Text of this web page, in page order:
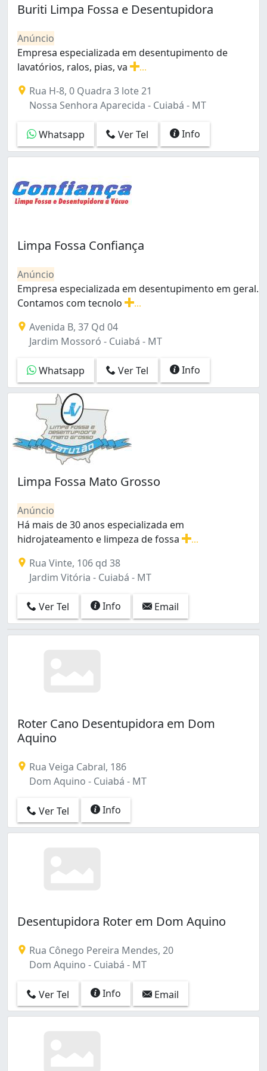
Jardim Santa Isabel (1)
Jardim Universitário (2)
Jardim Vitória (1)
Morada da Serra (2)
Nossa Senhora Aparecida (2)
Porto (1)
Poção (1)
Santa Cruz (1)
São José (1)
Buriti Limpa Fossa e Desentupidora
Anúncio
Empresa especializada em desentupimento de
lavatórios, ralos, pias, va
Rua H-8, 0 Quadra 3 lote 21
Nossa Senhora Aparecida - Cuiabá - MT
Whatsapp Ver Tel Info
Limpa Fossa Confiança
Anúncio
Empresa especializada em desentupimento em geral.
Contamos com tecnolo
Avenida B, 37 Qd 04
Jardim Mossoró - Cuiabá - MT
Whatsapp Ver Tel Info
Limpa Fossa Mato Grosso
Anúncio
Há mais de 30 anos especializada em
hidrojateamento e limpeza de fossa
Rua Vinte, 106 qd 38
Jardim Vitória - Cuiabá - MT
Ver Tel Info Email
Roter Cano Desentupidora em Dom
Aquino
Rua Veiga Cabral, 186
Dom Aquino - Cuiabá - MT
Ver Tel Info
Desentupidora Roter em Dom Aquino
Rua Cônego Pereira Mendes, 20
Dom Aquino - Cuiabá - MT
Ver Tel Info Email